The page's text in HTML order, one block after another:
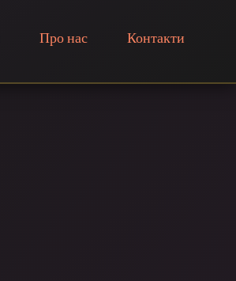
Про нас Контакти